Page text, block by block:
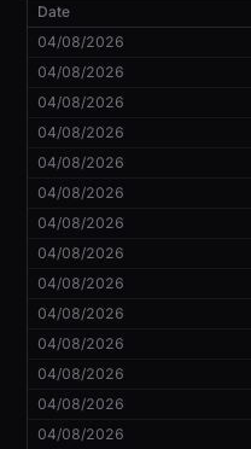
Date
04/08/2026
04/08/2026
04/08/2026
04/08/2026
04/08/2026
04/08/2026
04/08/2026
04/08/2026
04/08/2026
04/08/2026
04/08/2026
04/08/2026
04/08/2026
04/08/2026